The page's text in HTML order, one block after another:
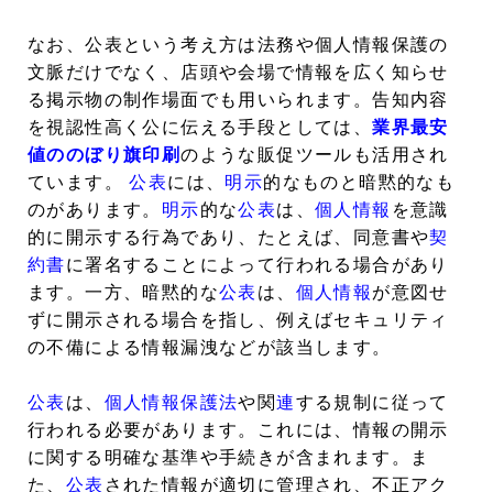
なお、公表という考え方は法務や個人情報保護の
文脈だけでなく、店頭や会場で情報を広く知らせ
る掲示物の制作場面でも用いられます。告知内容
を視認性高く公に伝える手段としては、業界最安
値ののぼり旗印刷のような販促ツールも活用され
ています。公表には、 明示的なものと暗黙的なも
のがあります。 明示的な公表は、個人情報 を意識
的に開示する行為であり、たとえば、同意書や契
約書に署名することによって行われる場合があり
ます。一方、暗黙的な公表 は、 個人情報 が意図せ
ずに開示される場合を指し、例えばセキュリティ
の不備による情報漏洩などが該当します。
公表 は、 個人情報保護法や関連する規制に従って
行われる必要があります。これには、情報の開示
に関する明確な基準や手続きが含まれます。ま
た、 公表 された情報が適切に管理され、不正アク